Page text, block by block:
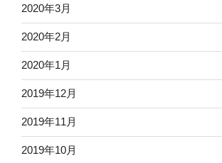
2020年3月
2020年2月
2020年1月
2019年12月
2019年11月
2019年10月